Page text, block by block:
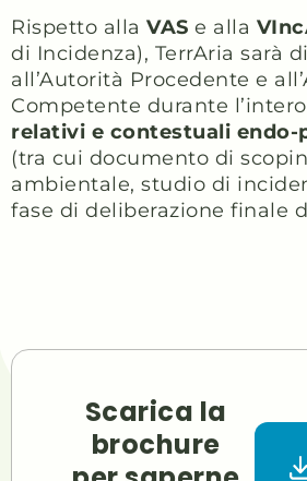
Rispetto alla VAS e alla
di Incidenza), TerrAria sarà
all’Autorità Procedente e
Competente durante l’intero
relativi e contestuali
(tra cui documento di
ambientale, studio di
fase di deliberazione finale
Scarica la
brochure